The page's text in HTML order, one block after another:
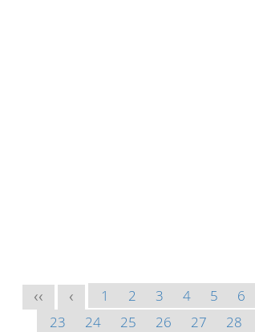
<< < 1 2 3 4 5 6
23
24 25 26 27 28